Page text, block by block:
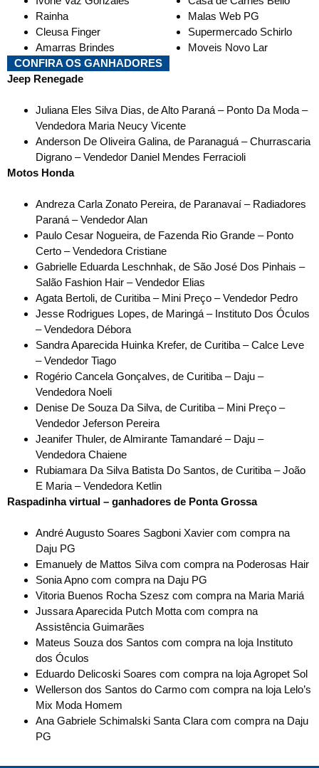
Rainha
Cleusa Finger
Amarras Brindes
Malas Web PG
Supermercado Schirlo
Moveis Novo Lar
CONFIRA OS GANHADORES
Jeep Renegade
Juliana Eles Silva Dias, de Alto Paraná – Ponto Da Moda –
Vendedora Maria Neucy Vicente
Anderson De Oliveira Galina, de Paranaguá – Churrascaria
Digrano – Vendedor Daniel Mendes Ferracioli
Motos Honda
Andreza Carla Zonato Pereira, de Paranavaí – Radiadores
Paraná – Vendedor Alan
Paulo Cesar Nogueira, de Fazenda Rio Grande – Ponto
Certo – Vendedora Cristiane
Gabrielle Eduarda Leschnhak, de São José Dos Pinhais –
Salão Fashion Hair – Vendedor Elias
Agata Bertoli, de Curitiba – Mini Preço – Vendedor Pedro
Jesse Rodrigues Lopes, de Maringá – Instituto Dos Óculos
– Vendedora Débora
Sandra Aparecida Huinka Krefer, de Curitiba – Calce Leve
– Vendedor Tiago
Rogério Cancela Gonçalves, de Curitiba – Daju –
Vendedora Noeli
Denise De Souza Da Silva, de Curitiba – Mini Preço –
Vendedor Jeferson Pereira
Jeanifer Thuler, de Almirante Tamandaré – Daju –
Vendedora Chaiene
Rubiamara Da Silva Batista Do Santos, de Curitiba – João
E Maria – Vendedora Ketlin
Raspadinha virtual – ganhadores de Ponta Grossa
André Augusto Soares Sagboni Xavier com compra na
Daju PG
Emanuely de Mattos Silva com compra na Poderosas Hair
Sonia Apno com compra na Daju PG
Vitoria Buenos Rocha Szesz com compra na Maria Mariá
Jussara Aparecida Putch Motta com compra na
Assistência Guimarães
Mateus Souza dos Santos com compra na loja Instituto
dos Óculos
Eduardo Delicoski Soares com compra na loja Agropet Sol
Wellerson dos Santos do Carmo com compra na loja Lelo’s
Mix Moda Homem
Ana Gabriele Schimalski Santa Clara com compra na Daju
PG